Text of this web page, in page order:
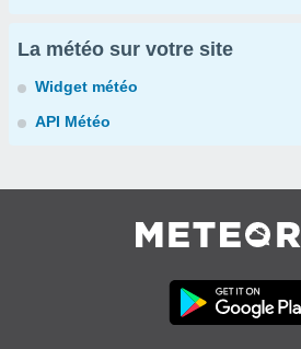
La météo sur votre site
Widget météo
API Météo